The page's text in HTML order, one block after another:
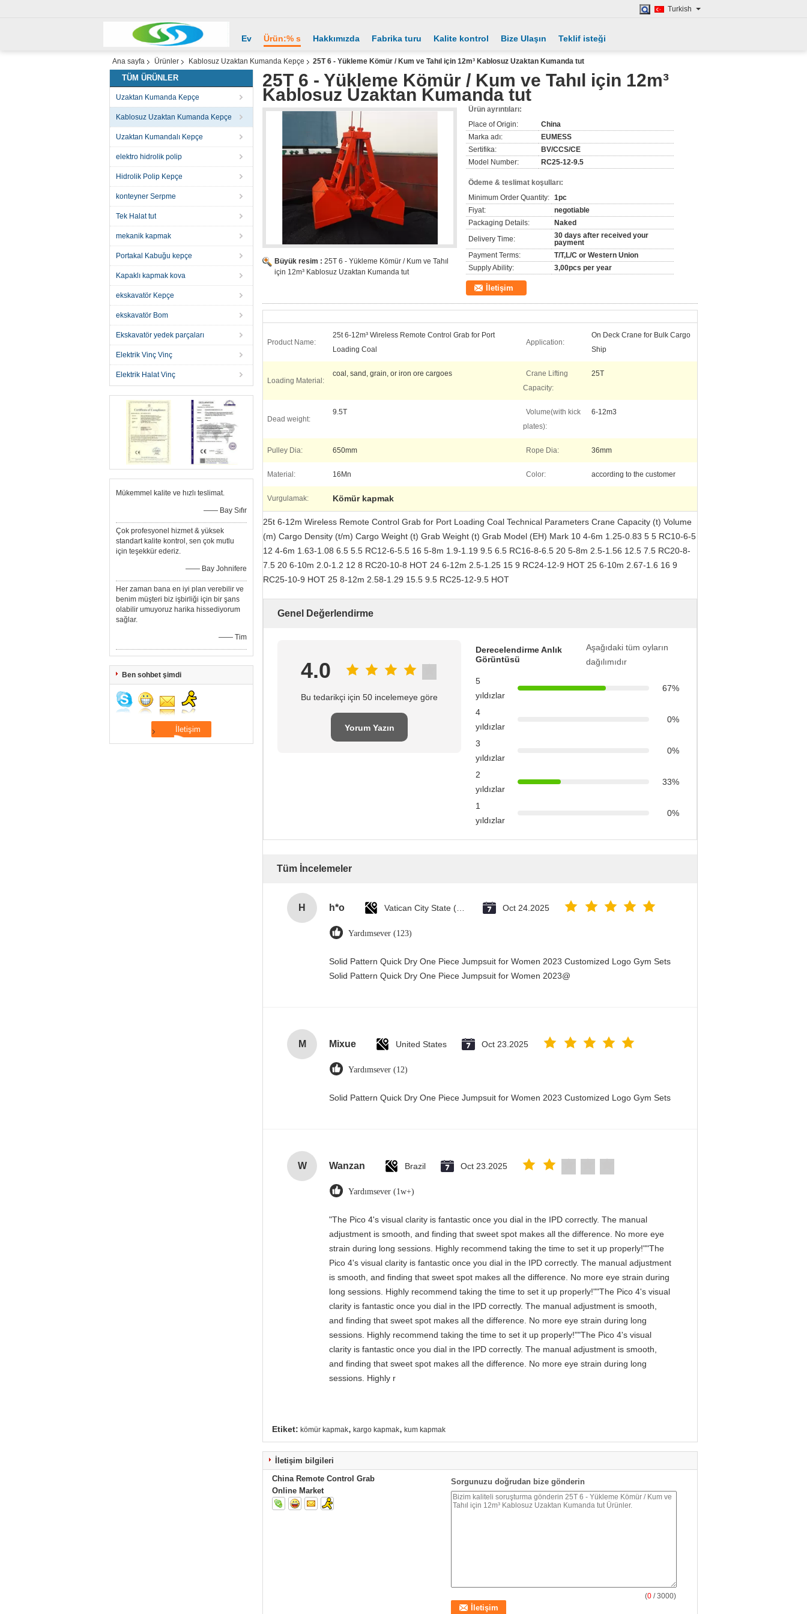
Turkish
Ev Ürün:% s Hakkımızda Fabrika turu Kalite kontrol Bize Ulaşın Teklif isteği
Ana sayfa Ürünler Kablosuz Uzaktan Kumanda Kepçe 25T 6 - Yükleme Kömür / Kum ve Tahıl için 12m³ Kablosuz Uzaktan Kumanda tut
TÜM ÜRÜNLER
Uzaktan Kumanda Kepçe
Kablosuz Uzaktan Kumanda Kepçe
Uzaktan Kumandalı Kepçe
elektro hidrolik polip
Hidrolik Polip Kepçe
konteyner Serpme
Tek Halat tut
mekanik kapmak
Portakal Kabuğu kepçe
Kapaklı kapmak kova
ekskavatör Kepçe
ekskavatör Bom
Ekskavatör yedek parçaları
Elektrik Vinç Vinç
Elektrik Halat Vinç
Mükemmel kalite ve hızlı teslimat.
—— Bay Sıfır
Çok profesyonel hizmet & yüksek
standart kalite kontrol, sen çok mutlu
için teşekkür ederiz.
—— Bay Johnifere
Her zaman bana en iyi plan verebilir ve
benim müşteri biz işbirliği için bir şans
olabilir umuyoruz harika hissediyorum
sağlar.
—— Tim
Ben sohbet şimdi
25T 6 - Yükleme Kömür / Kum ve Tahıl için 12m³
Kablosuz Uzaktan Kumanda tut
Büyük resim : 25T 6 - Yükleme Kömür / Kum ve Tahıl
için 12m³ Kablosuz Uzaktan Kumanda tut
Ürün ayrıntıları:
Place of Origin:
China
Marka adı:
EUMESS
Sertifika:
BV/CCS/CE
Model Number:
RC25-12-9.5
Ödeme & teslimat koşulları:
Minimum Order Quantity: 1pc
Fiyat:
negotiable
Packaging Details:
Naked
Delivery Time:
30 days after received your
payment
Payment Terms:
T/T,L/C or Western Union
Supply Ability:
3,00pcs per year
İletişim
Product Name:
25t 6-12m³ Wireless Remote Control Grab for Port
Loading Coal
Application:
On Deck Crane for Bulk Cargo
Ship
Loading Material:
coal, sand, grain, or iron ore cargoes
Crane Lifting
Capacity:
25T
Dead weight:
9.5T
Volume(with kick
plates):
6-12m3
Pulley Dia: 650mm Rope Dia: 36mm
Material: 16Mn Color: according to the customer
Vurgulamak: Kömür kapmak
25t 6-12m Wireless Remote Control Grab for Port Loading Coal Technical Parameters Crane Capacity (t) Volume
(m) Cargo Density (t/m) Cargo Weight (t) Grab Weight (t) Grab Model (EH) Mark 10 4-6m 1.25-0.83 5 5 RC10-6-5
12 4-6m 1.63-1.08 6.5 5.5 RC12-6-5.5 16 5-8m 1.9-1.19 9.5 6.5 RC16-8-6.5 20 5-8m 2.5-1.56 12.5 7.5 RC20-8-
7.5 20 6-10m 2.0-1.2 12 8 RC20-10-8 HOT 24 6-12m 2.5-1.25 15 9 RC24-12-9 HOT 25 6-10m 2.67-1.6 16 9
RC25-10-9 HOT 25 8-12m 2.58-1.29 15.5 9.5 RC25-12-9.5 HOT
Genel Değerlendirme
4.0
Bu tedarikçi için 50 incelemeye göre
Yorum Yazın
Derecelendirme Anlık
Görüntüsü
Aşağıdaki tüm oyların
dağılımıdır
5
yıldızlar
67%
4
yıldızlar
0%
3
yıldızlar
0%
2
yıldızlar
33%
1
yıldızlar
0%
Tüm İncelemeler
H h*o Oct 24.2025
Yardımsever (123)
Solid Pattern Quick Dry One Piece Jumpsuit for Women 2023 Customized Logo Gym Sets
Solid Pattern Quick Dry One Piece Jumpsuit for Women 2023@
M Mixue United States Oct 23.2025
Yardımsever (12)
Solid Pattern Quick Dry One Piece Jumpsuit for Women 2023 Customized Logo Gym Sets
W Wanzan Brazil Oct 23.2025
Yardımsever (1w+)
"The Pico 4's visual clarity is fantastic once you dial in the IPD correctly. The manual
adjustment is smooth, and finding that sweet spot makes all the difference. No more eye
strain during long sessions. Highly recommend taking the time to set it up properly!""The
Pico 4's visual clarity is fantastic once you dial in the IPD correctly. The manual adjustment
is smooth, and finding that sweet spot makes all the difference. No more eye strain during
long sessions. Highly recommend taking the time to set it up properly!""The Pico 4's visual
clarity is fantastic once you dial in the IPD correctly. The manual adjustment is smooth,
and finding that sweet spot makes all the difference. No more eye strain during long
sessions. Highly recommend taking the time to set it up properly!""The Pico 4's visual
clarity is fantastic once you dial in the IPD correctly. The manual adjustment is smooth,
and finding that sweet spot makes all the difference. No more eye strain during long
sessions. Highly r
Etiket: kömür kapmak, kargo kapmak, kum kapmak
İletişim bilgileri
China Remote Control Grab
Online Market
Sorgunuzu doğrudan bize gönderin
(0 / 3000)